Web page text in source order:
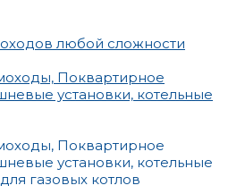
любой сложности
Поквартирное
установки, котельные
Поквартирное
установки, котельные
газовых котлов